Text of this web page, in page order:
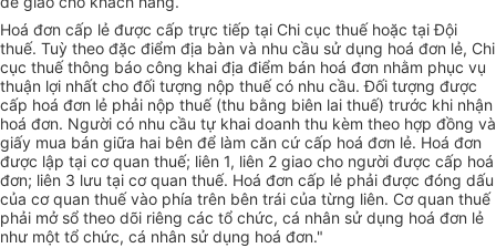
Hoá đơn cấp lẻ được cấp trực tiếp tại Chi cục thuế hoặc tại Đội
thuế. Tuỳ theo đặc điểm địa bàn và nhu cầu sử dụng hoá đơn lẻ, Chi
cục thuế thông báo công khai địa điểm bán hoá đơn nhằm phục vụ
thuận lợi nhất cho đối tượng nộp thuế có nhu cầu. Đối tượng được
cấp hoá đơn lẻ phải nộp thuế (thu bằng biên lai thuế) trước khi nhận
hoá đơn. Người có nhu cầu tự khai doanh thu kèm theo hợp đồng và
giấy mua bán giữa hai bên để làm căn cứ cấp hoá đơn lẻ. Hoá đơn
được lập tại cơ quan thuế; liên 1, liên 2 giao cho người được cấp hoá
đơn; liên 3 lưu tại cơ quan thuế. Hoá đơn cấp lẻ phải được đóng dấu
của cơ quan thuế vào phía trên bên trái của từng liên. Cơ quan thuế
phải mở sổ theo dõi riêng các tổ chức, cá nhân sử dụng hoá đơn lẻ
như một tổ chức, cá nhân sử dụng hoá đơn."